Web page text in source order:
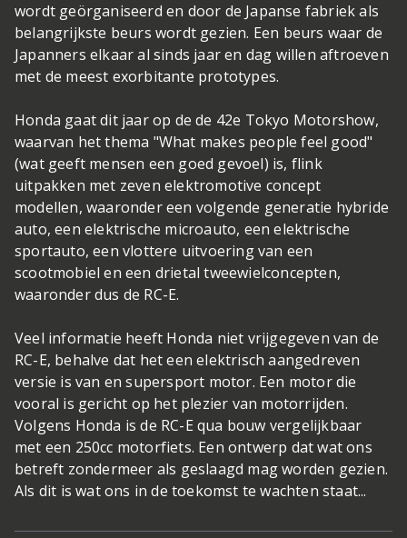
wordt geörganiseerd en door de Japanse fabriek als
belangrijkste beurs wordt gezien. Een beurs waar de
Japanners elkaar al sinds jaar en dag willen aftroeven
met de meest exorbitante prototypes.
Honda gaat dit jaar op de de 42e Tokyo Motorshow,
waarvan het thema "What makes people feel good"
(wat geeft mensen een goed gevoel) is, flink
uitpakken met zeven elektromotive concept
modellen, waaronder een volgende generatie hybride
auto, een elektrische microauto, een elektrische
sportauto, een vlottere uitvoering van een
scootmobiel en een drietal tweewielconcepten,
waaronder dus de RC-E.
Veel informatie heeft Honda niet vrijgegeven van de
RC-E, behalve dat het een elektrisch aangedreven
versie is van en supersport motor. Een motor die
vooral is gericht op het plezier van motorrijden.
Volgens Honda is de RC-E qua bouw vergelijkbaar
met een 250cc motorfiets. Een ontwerp dat wat ons
betreft zondermeer als geslaagd mag worden gezien.
Als dit is wat ons in de toekomst te wachten staat...